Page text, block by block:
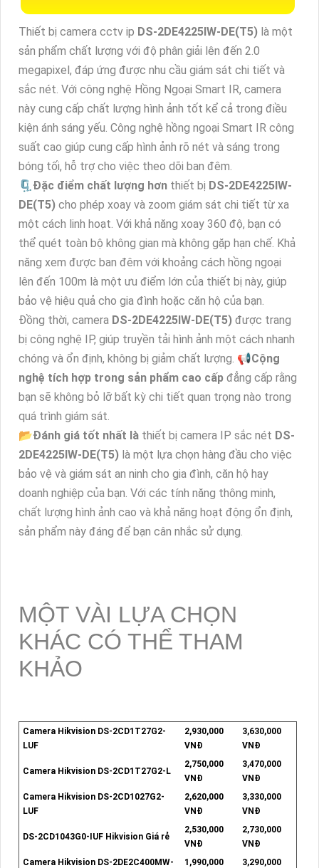
Thiết bị camera cctv ip DS-2DE4225IW-DE(T5) là một
sản phẩm chất lượng với độ phân giải lên đến 2.0
megapixel, đáp ứng được nhu cầu giám sát chi tiết và
sắc nét. Với công nghệ Hồng Ngoại Smart IR, camera
này cung cấp chất lượng hình ảnh tốt kể cả trong điều
kiện ánh sáng yếu. Công nghệ hồng ngoại Smart IR công
suất cao giúp cung cấp hình ảnh rõ nét và sáng trong
bóng tối, hỗ trợ cho việc theo dõi ban đêm.
🗜️ Đặc điểm chất lượng hơn thiết bị DS-2DE4225IW-
DE(T5) cho phép xoay và zoom giám sát chi tiết từ xa
một cách linh hoạt. Với khả năng xoay 360 độ, bạn có
thể quét toàn bộ không gian mà không gặp hạn chế. Khả
năng xem được ban đêm với khoảng cách hồng ngoại
lên đến 100m là một ưu điểm lớn của thiết bị này, giúp
bảo vệ hiệu quả cho gia đình hoặc căn hộ của bạn.
Đồng thời, camera DS-2DE4225IW-DE(T5) được trang
bị công nghệ IP, giúp truyền tải hình ảnh một cách nhanh
chóng và ổn định, không bị giảm chất lượng. 📢Cộng
nghệ tích hợp trong sản phẩm cao cấp đẳng cấp rằng
bạn sẽ không bỏ lỡ bất kỳ chi tiết quan trọng nào trong
quá trình giám sát.
📂Đánh giá tốt nhất là thiết bị camera IP sắc nét DS-
2DE4225IW-DE(T5) là một lựa chọn hàng đầu cho việc
bảo vệ và giám sát an ninh cho gia đình, căn hộ hay
doanh nghiệp của bạn. Với các tính năng thông minh,
chất lượng hình ảnh cao và khả năng hoạt động ổn định,
sản phẩm này đáng để bạn cân nhắc sử dụng.
MỘT VÀI LỰA CHỌN
KHÁC CÓ THỂ THAM
KHẢO
Camera Hikvision DS-2CD1T27G2-
LUF
2,930,000
VNĐ
3,630,000
VNĐ
Camera Hikvision DS-2CD1T27G2-L
2,750,000
VNĐ
3,470,000
VNĐ
Camera Hikvision DS-2CD1027G2-
LUF
2,620,000
VNĐ
3,330,000
VNĐ
DS-2CD1043G0-IUF Hikvision Giá rẻ
2,530,000
VNĐ
2,730,000
VNĐ
Camera Hikvision DS-2DE2C400MW-
1,990,000
3,290,000